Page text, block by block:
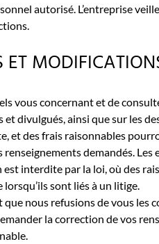
autorisé. L’entreprise
ET
vous concernant et de
divulgués, ainsi que sur les
et des frais raisonnables
demandés. Les
interdite par la loi, où des
sont liés à un litige.
nous refusions de vous
la correction de vos